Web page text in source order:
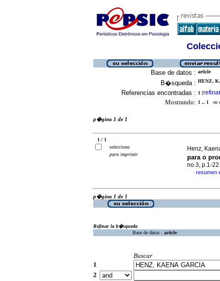
Base de datos : article
B�squeda : HENZ,
Referencias encontradas : 1 [refinar
Mostrando: 1 .. 1 en
p�gina 1 de 1
1 / 1
selecciona
para imprimir
Henz,
para o
no.3, p.1-
· resumen
p�gina 1 de 1
Refinar la b�squeda
Base de datos : article
Buscar
1
2